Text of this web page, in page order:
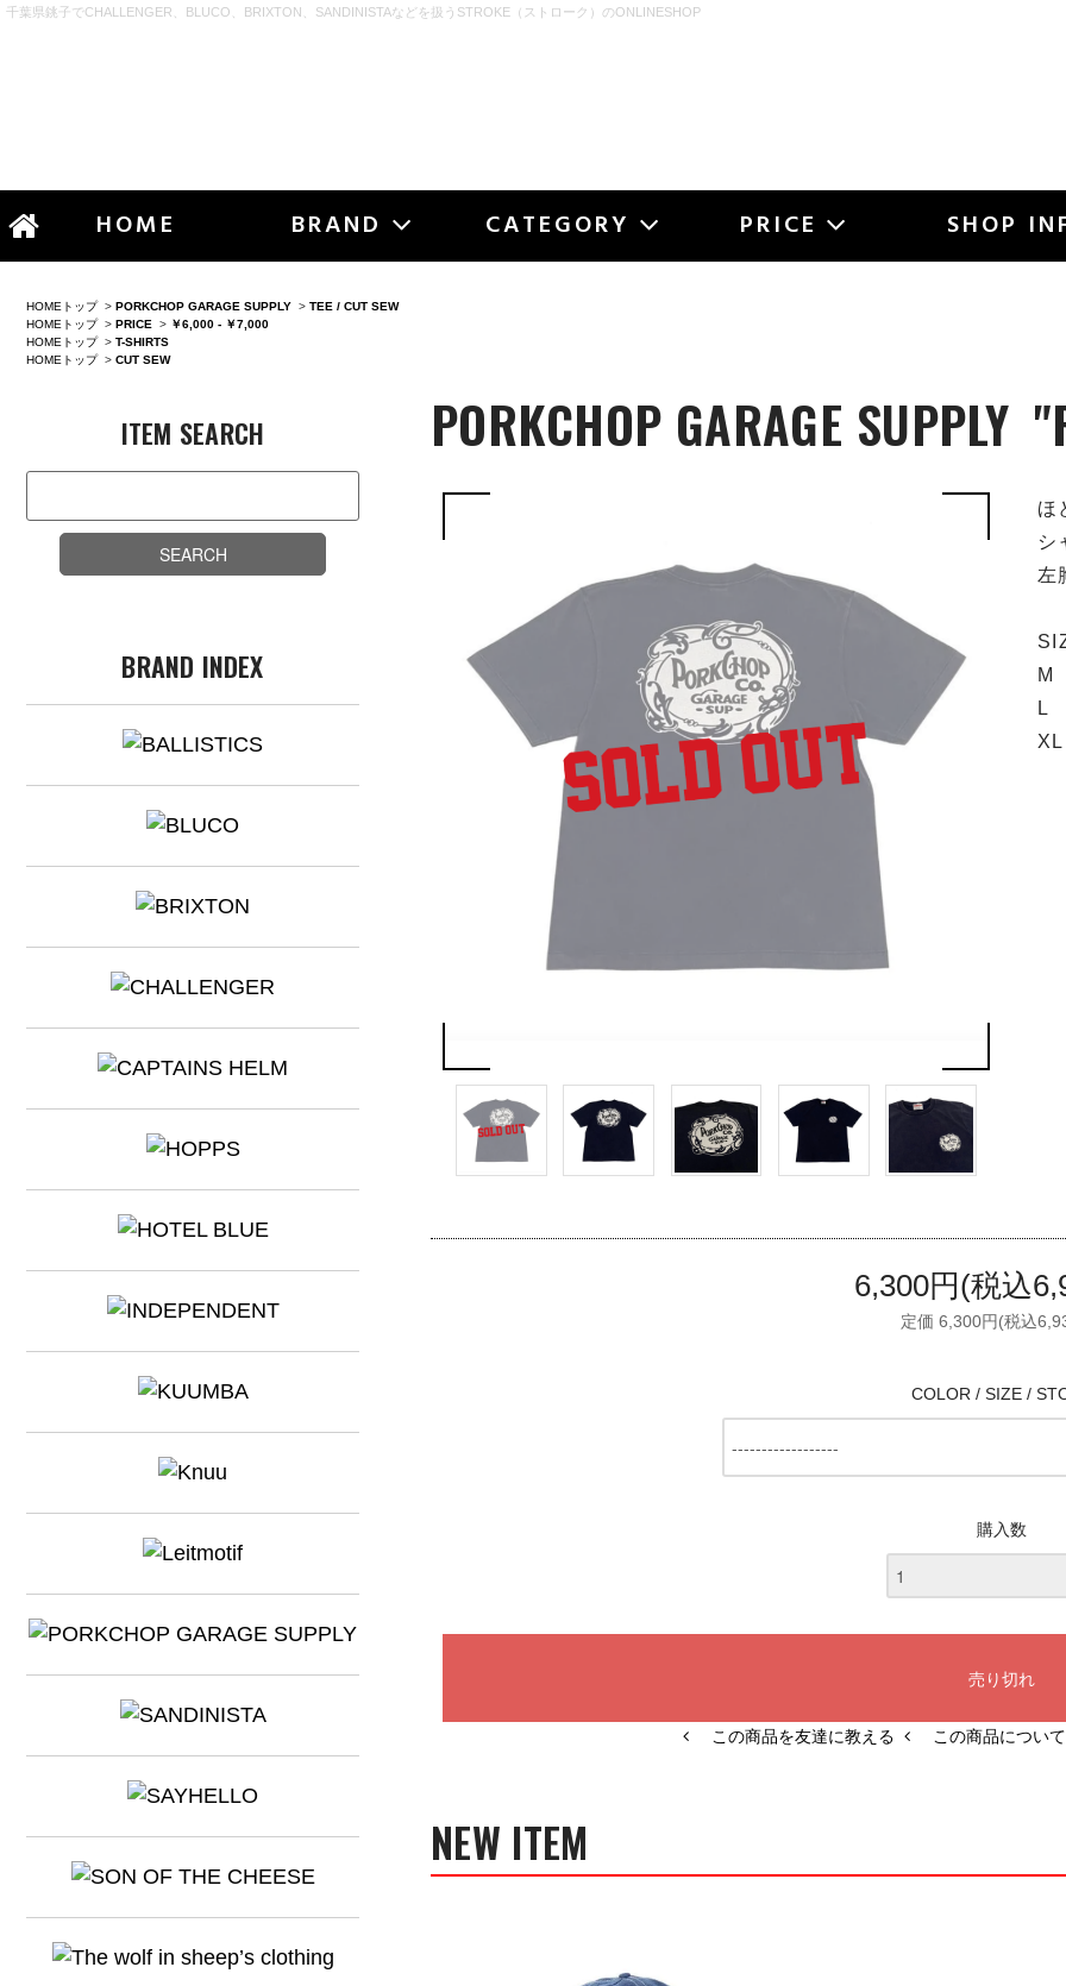
千葉県銚子でCHALLENGER、BLUCO、BRIXTON、SANDINISTAなどを扱うSTROKE（ストローク）のONLINESHOP
HOME BRAND CATEGORY PRICE SHOP
HOMEトップ> PORKCHOP GARAGE SUPPLY > TEE / CUT SEW
HOMEトップ > PRICE > ￥6,000 - ￥7,000
HOMEトップ > T-SHIRTS
HOMEトップ > CUT SEW
ITEM SEARCH
BRAND INDEX
PORKCHOP GARAGE SUPPLY
ほ
シ
左
M
L
6,300円(税込
定価 6,300円(税込
COLOR / SIZE /
購入数
この商品を友達に教える この商品につい
NEW ITEM